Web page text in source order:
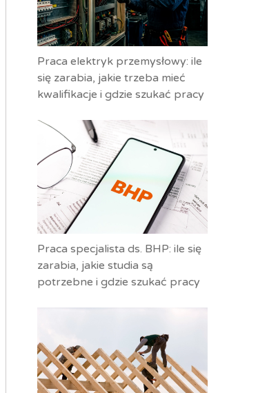
Praca elektryk przemysłowy: ile
się zarabia, jakie trzeba mieć
kwalifikacje i gdzie szukać pracy
Praca specjalista ds. BHP: ile się
zarabia, jakie studia są
potrzebne i gdzie szukać pracy